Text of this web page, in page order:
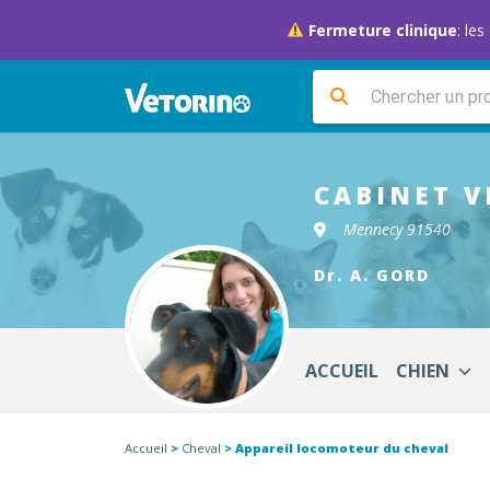
Fermeture clinique:
CABINET
Mennecy 91540
Dr. A. GORD
ACCUEIL CHIEN
Accueil > Cheval > Appareil locomoteur du cheval